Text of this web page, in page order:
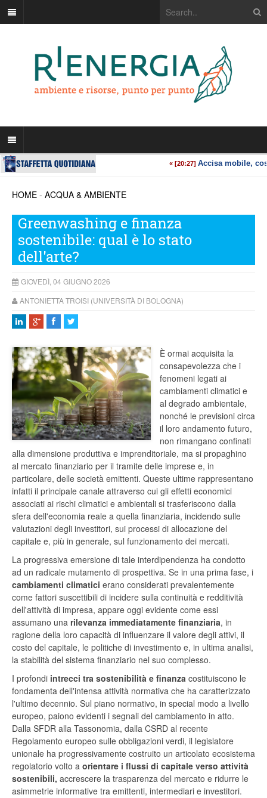
HOME - ACQUA & AMBIENTE
Greenwashing e finanza
sostenibile: qual è lo stato
dell'arte?
GIOVEDÌ, 04 GIUGNO 2026
ANTONIETTA TROISI (UNIVERSITÀ DI BOLOGNA)
È ormai acquisita la
consapevolezza che i
fenomeni legati ai
cambiamenti climatici e
al degrado ambientale,
nonché le previsioni circa
il loro andamento futuro,
non rimangano confinati
alla dimensione produttiva e imprenditoriale, ma si propaghino
al mercato finanziario per il tramite delle imprese e, in
particolare, delle società emittenti. Queste ultime rappresentano
infatti il principale canale attraverso cui gli effetti economici
associati ai rischi climatici e ambientali si trasferiscono dalla
sfera dell'economia reale a quella finanziaria, incidendo sulle
valutazioni degli investitori, sui processi di allocazione del
capitale e, più in generale, sul funzionamento dei mercati.
La progressiva emersione di tale interdipendenza ha condotto
ad un radicale mutamento di prospettiva. Se in una prima fase, i
cambiamenti climatici erano considerati prevalentemente
come fattori suscettibili di incidere sulla continuità e redditività
dell'attività di impresa, appare oggi evidente come essi
assumano una rilevanza immediatamente finanziaria, in
ragione della loro capacità di influenzare il valore degli attivi, il
costo del capitale, le politiche di investimento e, in ultima analisi,
la stabilità del sistema finanziario nel suo complesso.
I profondi intrecci tra sostenibilità e finanza costituiscono le
fondamenta dell'intensa attività normativa che ha caratterizzato
l'ultimo decennio. Sul piano normativo, in special modo a livello
europeo, paiono evidenti i segnali del cambiamento in atto.
Dalla SFDR alla Tassonomia, dalla CSRD al recente
Regolamento europeo sulle obbligazioni verdi, il legislatore
unionale ha progressivamente costruito un articolato ecosistema
regolatorio volto a orientare i flussi di capitale verso attività
sostenibili, accrescere la trasparenza del mercato e ridurre le
asimmetrie informative tra emittenti, intermediari e investitori.